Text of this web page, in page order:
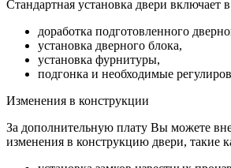
Стандартная установка двери включает в
доработка подготовленного
установка дверного блока,
установка фурнитуры,
подгонка и необходимые
Изменения в конструкции
За дополнительную плату Вы можете
изменения в конструкцию двери, такие